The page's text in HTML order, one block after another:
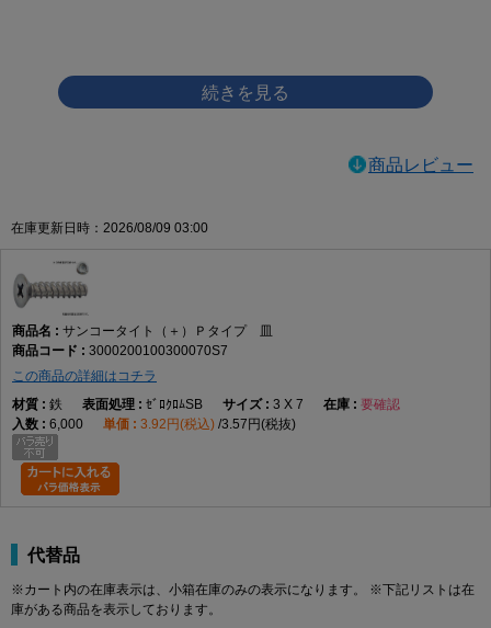
商品レビュー
在庫更新日時：2026/08/09 03:00
サンコータイト（＋）Ｐタイプ 皿
3000200100300070S7
この商品の詳細はコチラ
鉄
ｾﾞﾛｸﾛﾑSB 3 X 7
要確認
6,000
3.92円(税込) 3.57円(税抜)
代替品
※カート内の在庫表示は、小箱在庫のみの表示になります。 ※下記リストは在
庫がある商品を表示しております。